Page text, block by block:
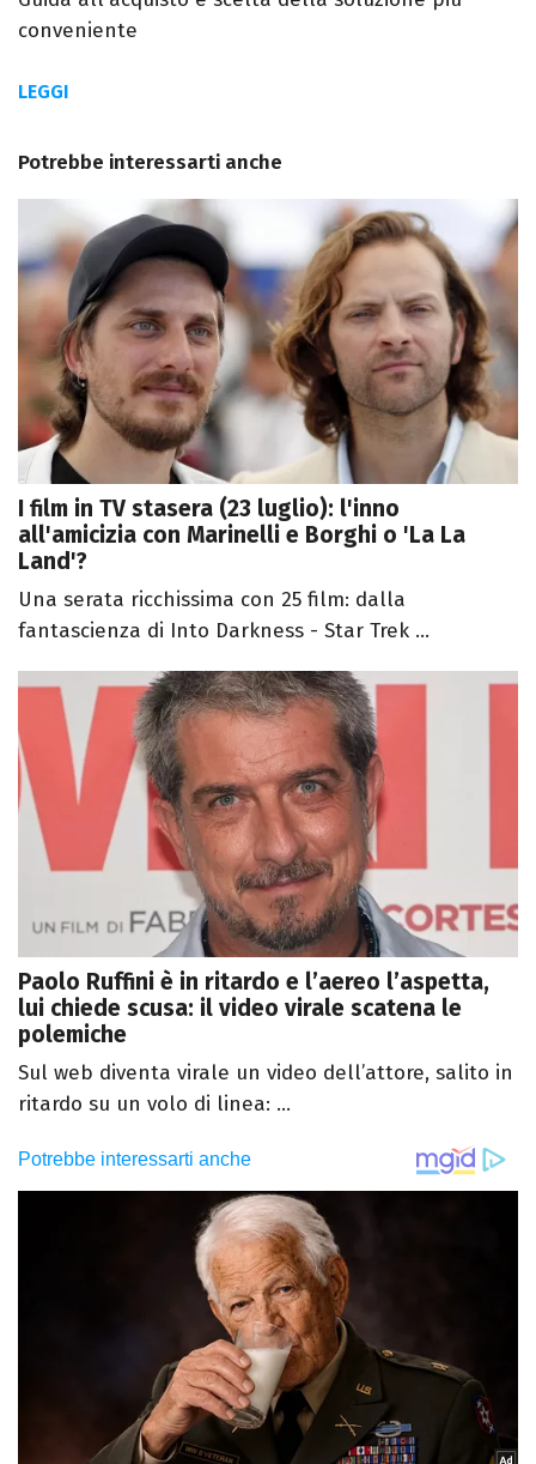
conveniente
LEGGI
Potrebbe interessarti anche
I film in TV stasera (23 luglio): l'inno
all'amicizia con Marinelli e Borghi o 'La La
Land'?
Una serata ricchissima con 25 film: dalla
fantascienza di Into Darkness - Star Trek ...
Paolo Ruffini è in ritardo e l’aereo l’aspetta,
lui chiede scusa: il video virale scatena le
polemiche
Sul web diventa virale un video dell’attore, salito in
ritardo su un volo di linea: ...